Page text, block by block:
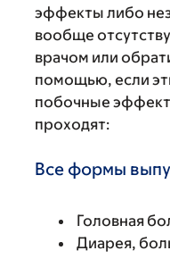
эффекты либо
вообще
врачом или
помощью, если
побочные
проходят:
Все формы
Головная
Диарея,